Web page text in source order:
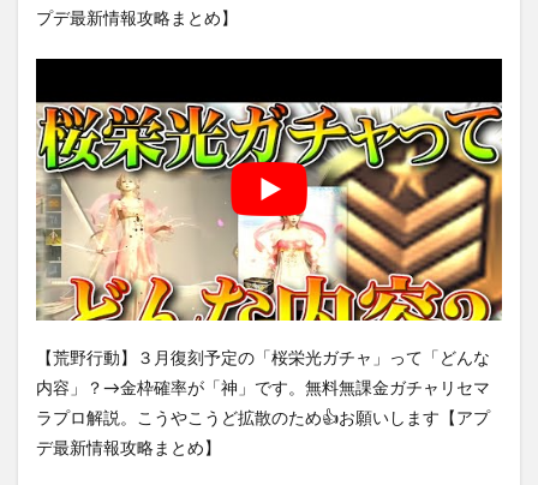
プデ最新情報攻略まとめ】
【荒野行動】３月復刻予定の「桜栄光ガチャ」って「どんな
内容」？→金枠確率が「神」です。無料無課金ガチャリセマ
ラプロ解説。こうやこうど拡散のため👍お願いします【アプ
デ最新情報攻略まとめ】